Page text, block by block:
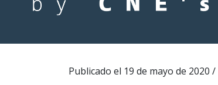
Publicado el 19 de mayo de 2020 /